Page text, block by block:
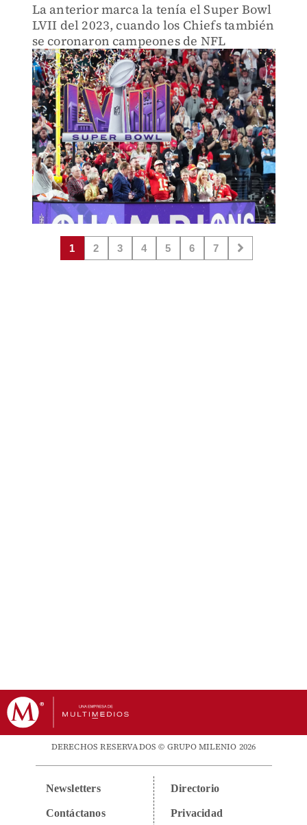
La anterior marca la tenía el Super Bowl
LVII del 2023, cuando los Chiefs también
se coronaron campeones de NFL
1 2 3 4 5 6 7
DERECHOS RESERVADOS © GRUPO MILENIO 2026
Newsletters
Contáctanos
Directorio
Privacidad